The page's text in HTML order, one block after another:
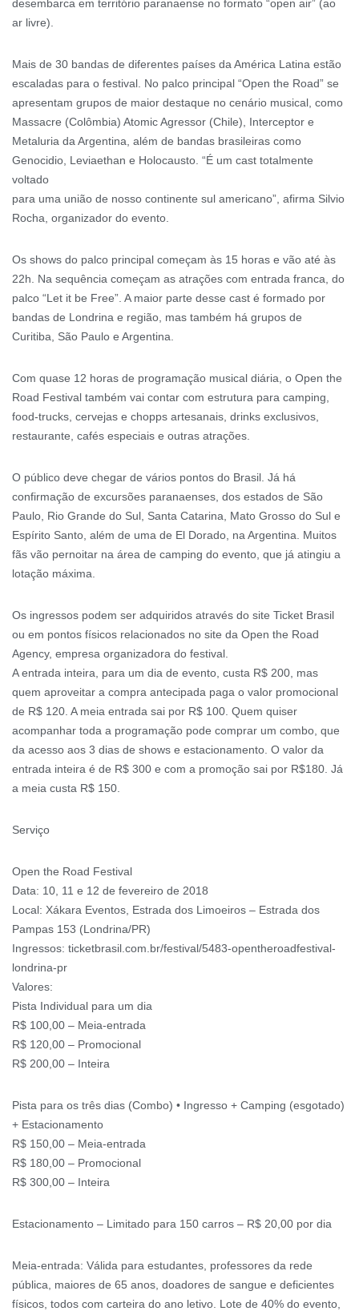
desembarca em território paranaense no formato “open air” (ao
ar livre).
Mais de 30 bandas de diferentes países da América Latina estão
escaladas para o festival. No palco principal “Open the Road” se
apresentam grupos de maior destaque no cenário musical, como
Massacre (Colômbia) Atomic Agressor (Chile), Interceptor e
Metaluria da Argentina, além de bandas brasileiras como
Genocidio, Leviaethan e Holocausto. “É um cast totalmente
voltado
para uma união de nosso continente sul americano”, afirma Silvio
Rocha, organizador do evento.
Os shows do palco principal começam às 15 horas e vão até às
22h. Na sequência começam as atrações com entrada franca, do
palco “Let it be Free”. A maior parte desse cast é formado por
bandas de Londrina e região, mas também há grupos de
Curitiba, São Paulo e Argentina.
Com quase 12 horas de programação musical diária, o Open the
Road Festival também vai contar com estrutura para camping,
food-trucks, cervejas e chopps artesanais, drinks exclusivos,
restaurante, cafés especiais e outras atrações.
O público deve chegar de vários pontos do Brasil. Já há
confirmação de excursões paranaenses, dos estados de São
Paulo, Rio Grande do Sul, Santa Catarina, Mato Grosso do Sul e
Espírito Santo, além de uma de El Dorado, na Argentina. Muitos
fãs vão pernoitar na área de camping do evento, que já atingiu a
lotação máxima.
Os ingressos podem ser adquiridos através do site Ticket Brasil
ou em pontos físicos relacionados no site da Open the Road
Agency, empresa organizadora do festival.
A entrada inteira, para um dia de evento, custa R$ 200, mas
quem aproveitar a compra antecipada paga o valor promocional
de R$ 120. A meia entrada sai por R$ 100. Quem quiser
acompanhar toda a programação pode comprar um combo, que
da acesso aos 3 dias de shows e estacionamento. O valor da
entrada inteira é de R$ 300 e com a promoção sai por R$180. Já
a meia custa R$ 150.
Serviço
Open the Road Festival
Data: 10, 11 e 12 de fevereiro de 2018
Local: Xákara Eventos, Estrada dos Limoeiros – Estrada dos
Pampas 153 (Londrina/PR)
Ingressos: ticketbrasil.com.br/festival/5483-opentheroadfestival-
londrina-pr
Valores:
Pista Individual para um dia
R$ 100,00 – Meia-entrada
R$ 120,00 – Promocional
R$ 200,00 – Inteira
Pista para os três dias (Combo) • Ingresso + Camping (esgotado)
+ Estacionamento
R$ 150,00 – Meia-entrada
R$ 180,00 – Promocional
R$ 300,00 – Inteira
Estacionamento – Limitado para 150 carros – R$ 20,00 por dia
Meia-entrada: Válida para estudantes, professores da rede
pública, maiores de 65 anos, doadores de sangue e deficientes
físicos, todos com carteira do ano letivo. Lote de 40% do evento,